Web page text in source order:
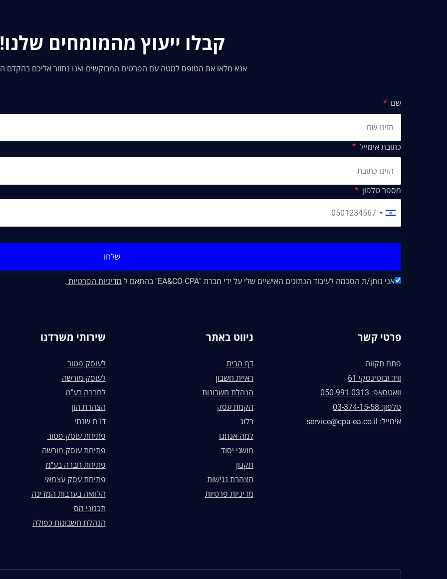
קבלו ייעוץ מהמומחים שלנו!
אנא מלאו את הטופס למטה עם הפרטים המבוקשים ואנו נחזור אליכם בהקדם
שם
כתובת אימייל
מספר טלפון
שלחו
אני נותן/ת הסכמה לעיבוד הנתונים האישיים שלי על ידי חברת "EA&CO CPA" בהתאם ל מדיניות הפרטיות .
פרטי קשר
פתח תקווה
וויז: זבוטינסקי 61
וואטסאפ: 050-991-0313
טלפון: 03-374-15-58
אימייל: service@cpa-ea.co.il
ניווט באתר
דף הבית
ראיית חשבון
הנהלת חשבונות
הקמת עסק
בלוג
למה אנחנו
מושגי יסוד
תקנון
הצהרת נגישות
מדיניות פרטיות
שירותי משרדנו
לעוסק פטור
לעוסק מורשה
לחברה בע"מ
הצהרת הון
דו"ח שנתי
פתיחת עוסק פטור
פתיחת עוסק מורשה
פתיחת חברה בע"מ
פתיחת עסק עצמאי
הלוואה בערבות המדינה
תכנוני מס
הנהלת חשבונות כפולה